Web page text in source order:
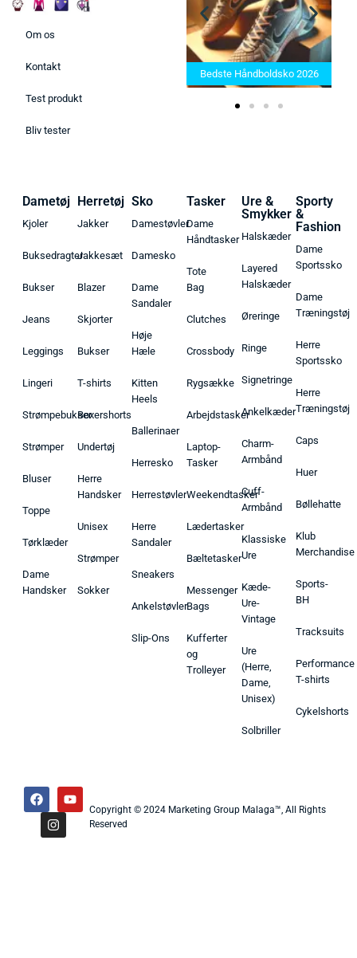
Om os
Kontakt
Test produkt
Bliv tester
Bedste Saunatæppe 2025 –
Find de bedste produkter her!
Bedste Håndboldsko 2026
Dametøj
Kjoler
Buksedragter
Bukser
Jeans
Leggings
Lingeri
Strømpebukser
Strømper
Bluser
Toppe
Tørklæder
Dame
Handsker
Herretøj
Jakker
Jakkesæt
Blazer
Skjorter
Bukser
T-shirts
Boxershorts
Undertøj
Herre
Handsker
Unisex
Strømper
Sokker
Sko
Damestøvler
Damesko
Dame
Sandaler
Høje
Hæle
Kitten
Heels
Ballerinaer
Herresko
Herrestøvler
Herre
Sandaler
Sneakers
Ankelstøvler
Slip-Ons
Tasker
Dame
Håndtasker
Tote
Bag
Clutches
Crossbody
Rygsække
Arbejdstasker
Laptop-
Tasker
Weekendtasker
Lædertasker
Bæltetasker
Messenger
Bags
Kufferter
og
Trolleyer
Ure &
Smykker
Halskæder
Layered
Halskæder
Øreringe
Ringe
Signetringe
Ankelkæder
Charm-
Armbånd
Cuff-
Armbånd
Klassiske
Ure
Kæde-
Ure-
Vintage
Ure
(Herre,
Dame,
Unisex)
Solbriller
Sporty
&
Fashion
Dame
Sportssko
Dame
Træningstøj
Herre
Sportssko
Herre
Træningstøj
Caps
Huer
Bøllehatte
Klub
Merchandise
Sports-
BH
Tracksuits
Performance
T-shirts
Cykelshorts
Copyright © 2024 Marketing Group Malaga™, All Rights
Reserved